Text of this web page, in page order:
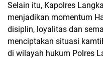
Selain itu, Kapolres
menjadikan momentum
disiplin, loyalitas dan
menciptakan situasi
di wilayah hukum Polres